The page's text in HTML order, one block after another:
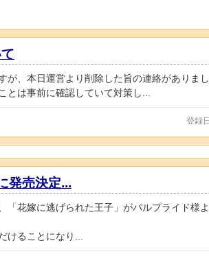
が、本日運営より削除した旨の連絡がありまし
は事前に確認していて対策し...
登録
発売決定...
「花嫁に逃げられた王子」がパルプライド様
けることになり...